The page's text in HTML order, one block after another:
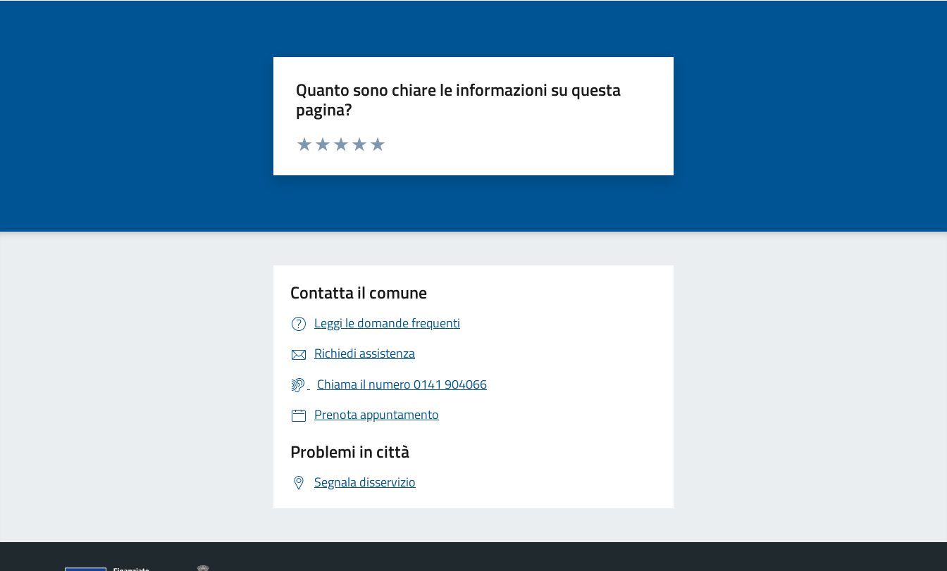
Quanto sono chiare le informazioni su questa
pagina?
Valuta da 1 a 5 stelle la pagina
Contatta il comune
Leggi le domande frequenti
Richiedi assistenza
Chiama il numero 0141 904066
Prenota appuntamento
Problemi in città
Segnala disservizio